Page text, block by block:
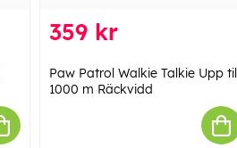
359 kr
Paw Patrol Walkie Talkie Upp
1000 m Räckvidd